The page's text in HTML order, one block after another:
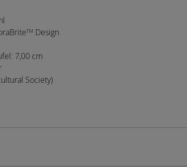
TM Design
7,00 cm
Society)